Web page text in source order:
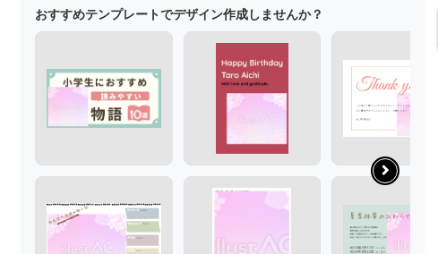
おすすめテンプレートでデザイン作成しませんか？